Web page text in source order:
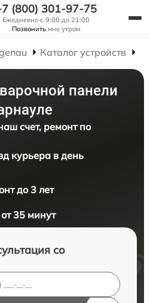
(800) 301-97-75
Ежедневно с 9:00 до 21:00
Позвонить мне утром
Каталог устройств
панели
счет, ремонт по
курьера в день
до 3 лет
35 минут
со